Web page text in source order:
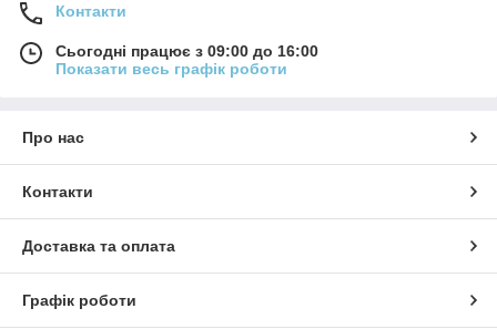
Контакти
Сьогодні працює з 09:00 до 16:00
Показати весь графік роботи
Про нас
Контакти
Доставка та оплата
Графік роботи